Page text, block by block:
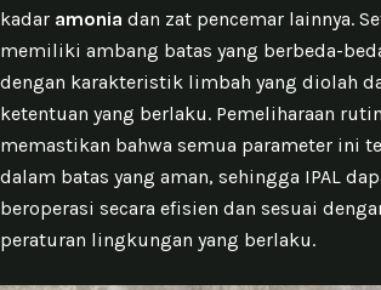
kadar amonia dan zat pencemar lainnya.
memiliki ambang batas yang berbeda-
dengan karakteristik limbah yang diolah
ketentuan yang berlaku. Pemeliharaan rutin
memastikan bahwa semua parameter ini
dalam batas yang aman, sehingga IPAL
beroperasi secara efisien dan sesuai
peraturan lingkungan yang berlaku.